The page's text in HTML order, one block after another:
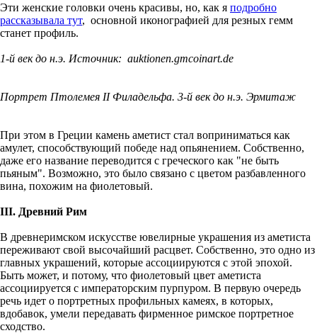
Эти женские головки очень красивы, но, как я подробно
рассказывала тут, основной иконографией для резных гемм
станет профиль.
1-й век до н.э. Источник: auktionen.gmcoinart.de
Портрет Птолемея II Филадельфа. 3-й век до н.э. Эрмитаж
При этом в Греции камень аметист стал воприниматься как
амулет, способствующий победе над опьянением. Собственно,
даже его название переводится с греческого как "не быть
пьяным". Возможно, это было связано с цветом разбавленного
вина, похожим на фиолетовый.
III. Древний Рим
В древнеримском искусстве ювелирные украшения из аметиста
переживают свой высочайший расцвет. Собственно, это одно из
главных украшений, которые ассоциируются с этой эпохой.
Быть может, и потому, что фиолетовый цвет аметиста
ассоциируется с императорским пурпуром. В первую очередь
речь идет о портретных профильных камеях, в которых,
вдобавок, умели передавать фирменное римское портретное
сходство.